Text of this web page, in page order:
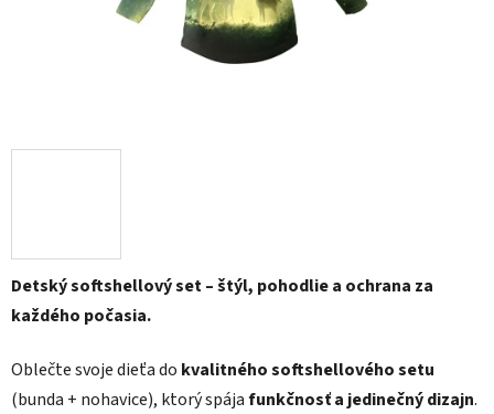
Detský softshellový set – štýl, pohodlie a ochrana za
každého počasia.
Oblečte svoje dieťa do kvalitného softshellového setu
(bunda + nohavice), ktorý spájafunkčnosť a jedinečný dizajn.